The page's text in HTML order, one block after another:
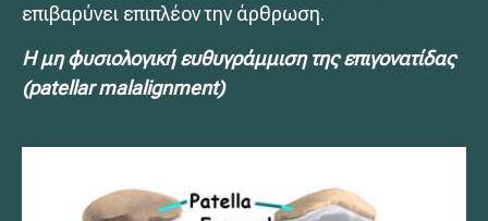
επιβαρύνει επιπλέον την άρθρωση.
Η μη φυσιολογική ευθυγράμμιση της επιγονατίδας
(patellar malalignment)